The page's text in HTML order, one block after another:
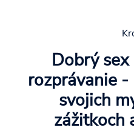
Dobrý
rozprávanie
svojich
zážitkoch